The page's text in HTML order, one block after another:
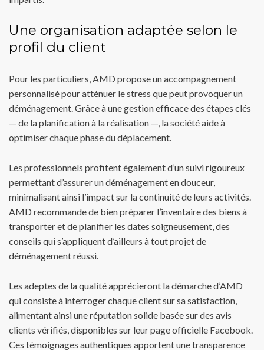
Une organisation adaptée selon le
profil du client
Pour les particuliers, AMD propose un accompagnement
personnalisé pour atténuer le stress que peut provoquer un
déménagement. Grâce à une gestion efficace des étapes clés
— de la planification à la réalisation —, la société aide à
optimiser chaque phase du déplacement.
Les professionnels profitent également d’un suivi rigoureux
permettant d’assurer un déménagement en douceur,
minimalisant ainsi l’impact sur la continuité de leurs activités.
AMD recommande de bien préparer l’inventaire des biens à
transporter et de planifier les dates soigneusement, des
conseils qui s’appliquent d’ailleurs à tout projet de
déménagement réussi.
Les adeptes de la qualité apprécieront la démarche d’AMD
qui consiste à interroger chaque client sur sa satisfaction,
alimentant ainsi une réputation solide basée sur des avis
clients vérifiés, disponibles sur leur page officielle Facebook.
Ces témoignages authentiques apportent une transparence